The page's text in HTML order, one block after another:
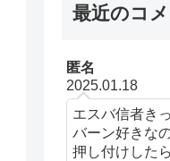
最近のコ
匿名
2025.01.18
エスバ信者き
バーン好きな
押し付けした